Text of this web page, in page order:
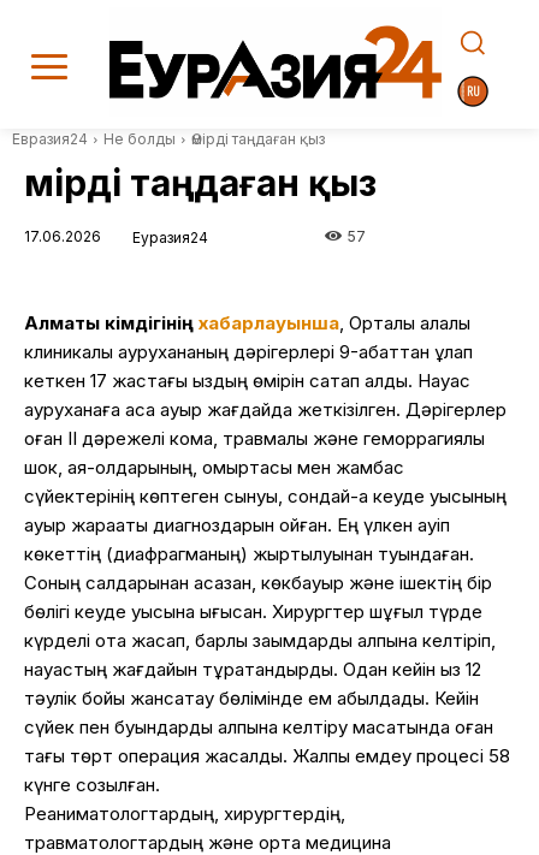
Евразия24 Не болды Өмірді таңдаған қыз
Өмірді таңдаған қыз
17.06.2026 Еуразия24 57
Алматы әкімдігінің хабарлауынша, Орталық қалалық
клиникалық аурухананың дәрігерлері 9-қабаттан құлап
кеткен 17 жастағы қыздың өмірін сақтап қалды. Науқас
ауруханаға аса ауыр жағдайда жеткізілген. Дәрігерлер
оған II дәрежелі кома, травмалық және геморрагиялық
шок, аяқ-қолдарының, омыртқасы мен жамбас
сүйектерінің көптеген сынуы, сондай-ақ кеуде қуысының
ауыр жарақаты диагноздарын қойған. Ең үлкен қауіп
көкеттің (диафрагманың) жыртылуынан туындаған.
Соның салдарынан асқазан, көкбауыр және ішектің бір
бөлігі кеуде қуысына ығысқан. Хирургтер шұғыл түрде
күрделі ота жасап, барлық зақымдарды қалпына келтіріп,
науқастың жағдайын тұрақтандырды. Одан кейін қыз 12
тәулік бойы жансақтау бөлімінде ем қабылдады. Кейін
сүйек пен буындарды қалпына келтіру мақсатында оған
тағы төрт операция жасалды. Жалпы емдеу процесі 58
күнге созылған.
Реаниматологтардың, хирургтердің,
травматологтардың және орта медицина